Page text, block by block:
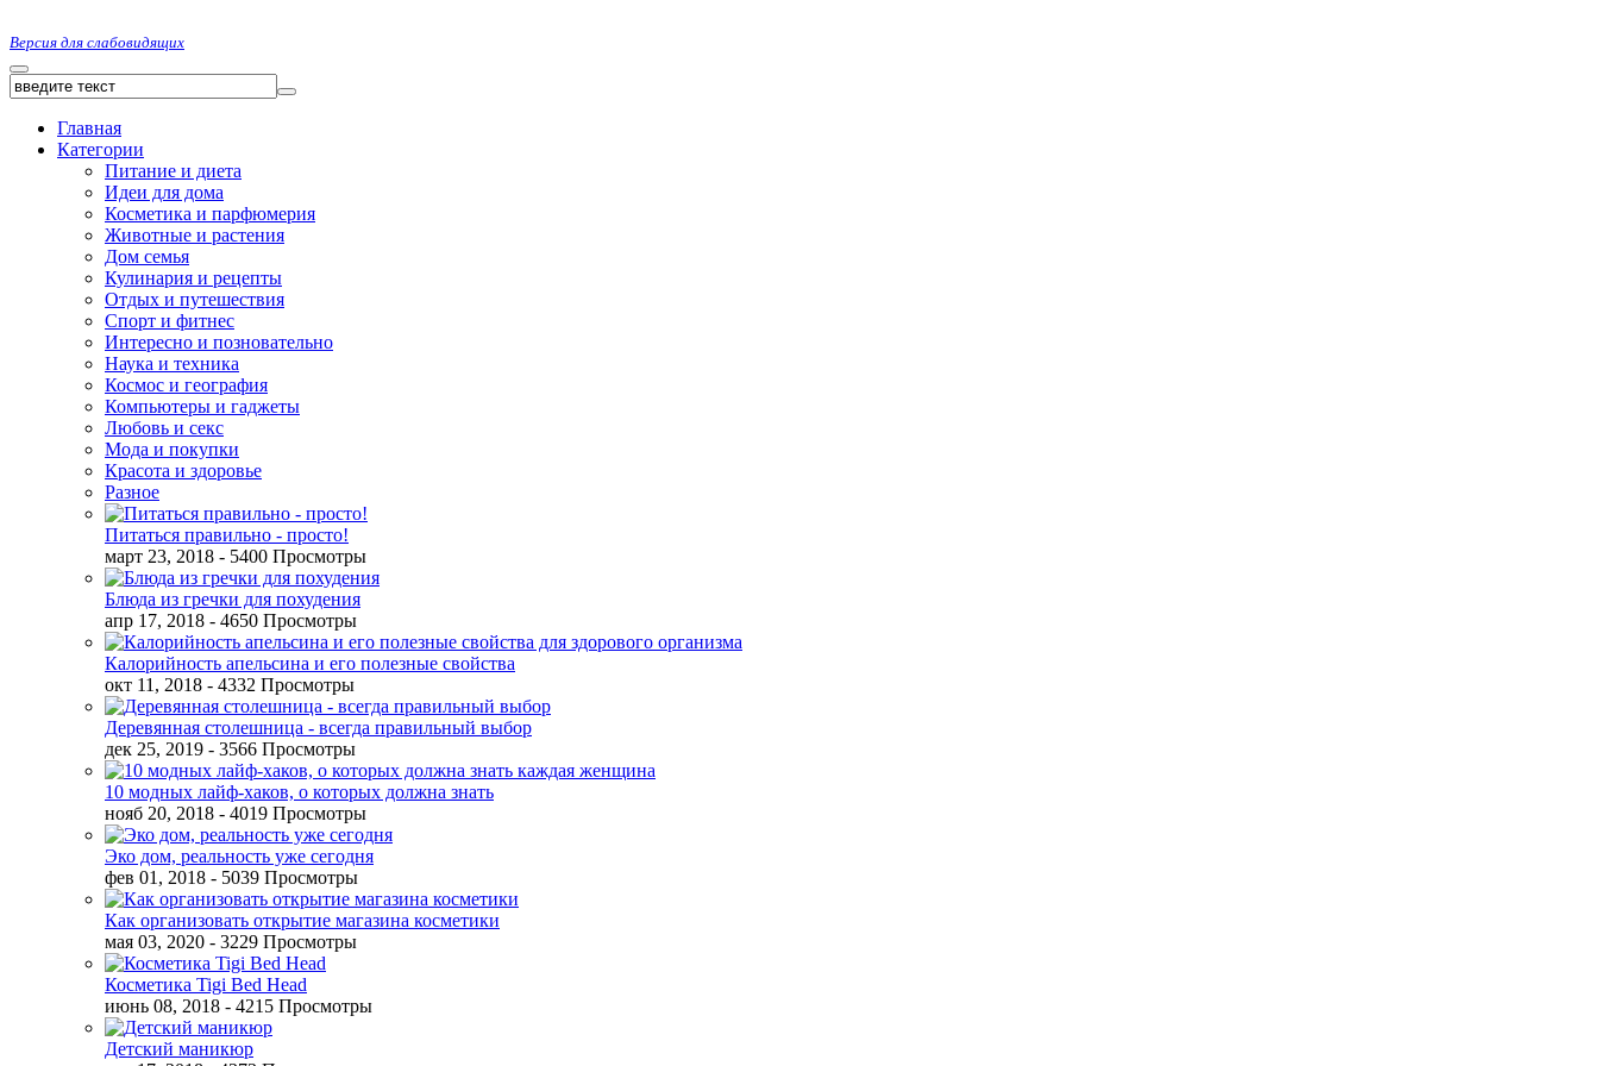
Версия для слабовидящих
Главная
Категории
Питание и диета
Идеи для дома
Косметика и парфюмерия
Животные и растения
Дом семья
Кулинария и рецепты
Отдых и путешествия
Спорт и фитнес
Интересно и позновательно
Наука и техника
Космос и география
Компьютеры и гаджеты
Любовь и секс
Мода и покупки
Красота и здоровье
Разное
Питаться правильно - просто!
март 23, 2018 - 5400 Просмотры
Блюда из гречки для похудения
апр 17, 2018 - 4650 Просмотры
Калорийность апельсина и его полезные свойства
окт 11, 2018 - 4332 Просмотры
Деревянная столешница - всегда правильный выбор
дек 25, 2019 - 3566 Просмотры
10 модных лайф-хаков, о которых должна знать
нояб 20, 2018 - 4019 Просмотры
Эко дом, реальность уже сегодня
фев 01, 2018 - 5039 Просмотры
Как организовать открытие магазина косметики
мая 03, 2020 - 3229 Просмотры
Косметика Tigi Bed Head
июнь 08, 2018 - 4215 Просмотры
Детский маникюр